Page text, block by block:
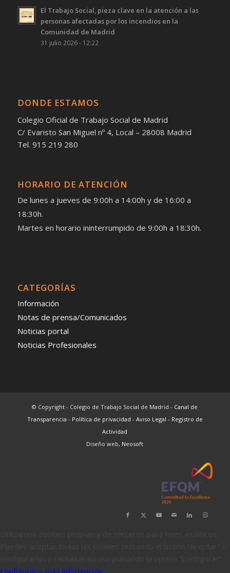
El Trabajo Social, pieza clave en la atención a las
personas afectadas por los incendios en la
Comunidad de Madrid
31 julio 2026 - 12:22
DONDE ESTAMOS
Colegio Oficial de Trabajo Social de Madrid
C/ Evaristo San Miguel nº 4, Local – 28008 Madrid
Tel. 915 219 280
HORARIO DE ATENCIÓN
De lunes a jueves de 9:00h a 14:00h y de 16:00 a
18:30h.
Martes en horario ininterrumpido de 9:00h a 18:30h.
CATEGORÍAS
Información
Notas de prensa/Comunicados
Noticias portal
Noticias Profesionales
© Copyright - Colegio de Trabajo Social de Madrid - Canal de
Transparencia - Política de privacidad - Aviso Legal - Registro de
Actividad
Diseño web, Neosoft
Configurar y más información